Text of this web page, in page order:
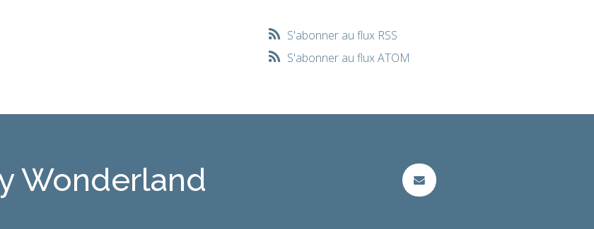
S'abonner au flux RSS
S'abonner au flux ATOM
Wonderland